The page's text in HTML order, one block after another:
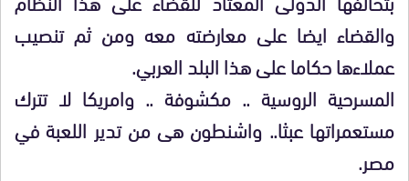
والقضاء ايضا على معارضته معه ومن ثم تنصيب
عملاءها حكاما على هذا البلد العربي.
المسرحية الروسية .. مكشوفة .. وامريكا لا تترك
مستعمراتها عبثا.. واشنطون هى من تدير اللعبة في
مصر.